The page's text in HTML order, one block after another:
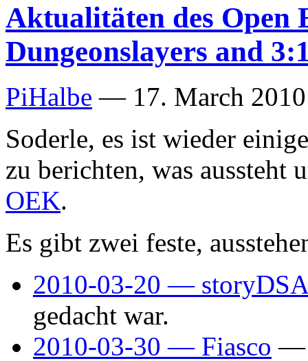
Aktualitäten des Open
Dungeonslayers and
PiHalbe — 17. March
Soderle, es ist wieder
zu berichten, was aussteht
OEK.
Es gibt zwei feste,
2010-03-20 — storyDSA
gedacht war.
2010-03-30 — Fiasco —